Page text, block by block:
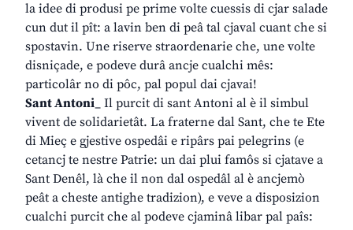
la idee di produsi pe prime volte cuessis di cjar salade
cun dut il pît: a lavin ben di peâ tal cjaval cuant che si
spostavin. Une riserve straordenarie che, une volte
disniçade, e podeve durâ ancje cualchi mês:
particolâr no di pôc, pal popul dai cjavai!
Sant Antoni_ Il purcit di sant Antoni al è il simbul
vivent de solidarietât. La fraterne dal Sant, che te Ete
di Mieç e gjestive ospedâi e ripârs pai pelegrins (e
cetancj te nestre Patrie: un dai plui famôs si cjatave a
Sant Denêl, là che il non dal ospedâl al è ancjemò
peât a cheste antighe tradizion), e veve a disposizion
cualchi purcit che al podeve cjaminâ libar pal paîs: